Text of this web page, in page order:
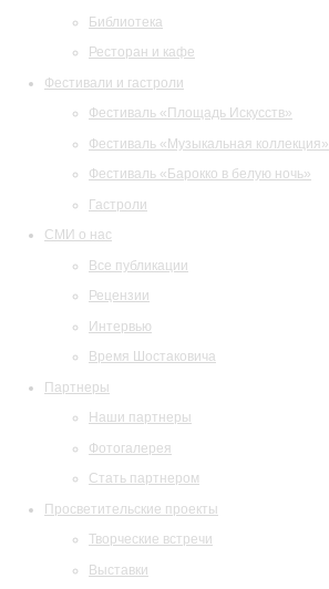
Библиотека
Ресторан и кафе
Фестивали и гастроли
Фестиваль «Площадь Искусств»
Фестиваль «Музыкальная коллекция»
Фестиваль «Барокко в белую ночь»
Гастроли
СМИ о нас
Все публикации
Рецензии
Интервью
Время Шостаковича
Партнеры
Наши партнеры
Фотогалерея
Стать партнером
Просветительские проекты
Творческие встречи
Выставки